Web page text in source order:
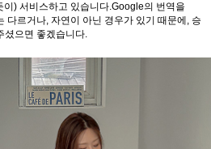
이) 서비스하고 있습니다.Google의 번역을
다르거나, 자연이 아닌 경우가 있기 때문에, 승
셨으면 좋겠습니다.